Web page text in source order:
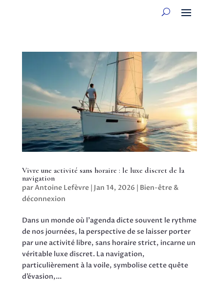
Vivre une activité sans horaire : le luxe discret de la
navigation
parAntoine Lefèvre| Jan 14, 2026 | Bien-être &
déconnexion
Dans un monde où l’agenda dicte souvent le rythme
de nos journées, la perspective de se laisser porter
par une activité libre, sans horaire strict, incarne un
véritable luxe discret. La navigation,
particulièrement à la voile, symbolise cette quête
d’évasion,...